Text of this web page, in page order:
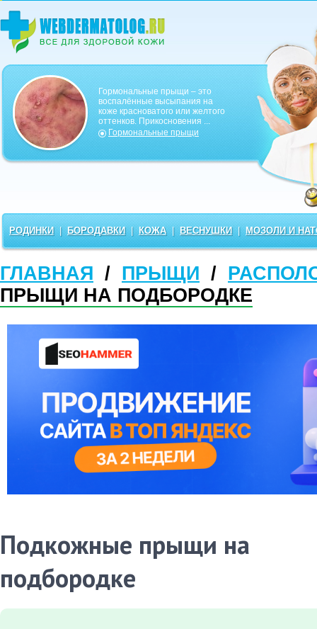
Гормональные прыщи – это
воспалённые высыпания на
коже красноватого или желтого
оттенков. Прикосновения ...
Гормональные прыщи
РОДИНКИ | БОРОДАВКИ | КОЖА | ВЕСНУШКИ | МОЗОЛИ И
ГЛАВНАЯ / ПРЫЩИ /
ПРЫЩИ НА ПОДБОРОДКЕ
Подкожные прыщи на
подбородке